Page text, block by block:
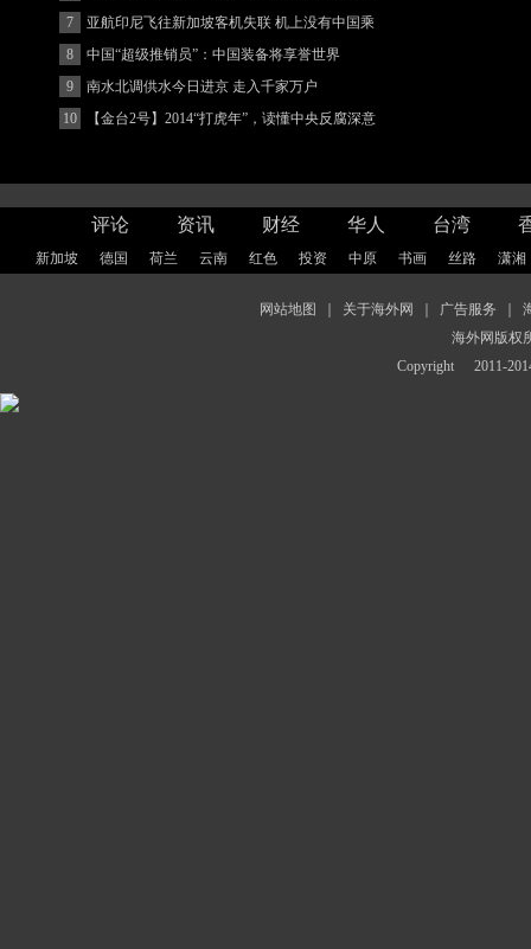
(图)
7
亚航印尼飞往新加坡客机失联 机上没有中国乘
客
8
中国“超级推销员”：中国装备将享誉世界
9
南水北调供水今日进京 走入千家万户
10
【金台2号】2014“打虎年”，读懂中央反腐深意
评论 资讯 财经 华人 台湾
新加坡 德国 荷兰 云南 红色 投资 中原 书画 丝路 潇湘
网站地图 关于海外网 广告服务
海外网版权
Copyright
2011-